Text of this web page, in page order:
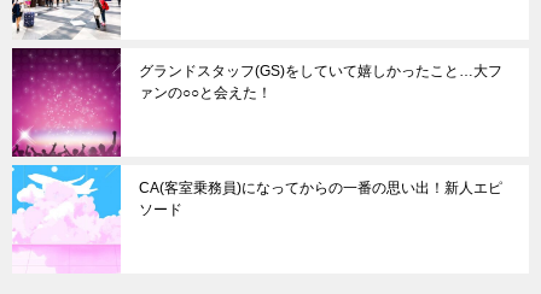
グランドスタッフ(GS)をしていて嬉しかったこと…大フ
ァンの○○と会えた！
CA(客室乗務員)になってからの一番の思い出！新人エピ
ソード